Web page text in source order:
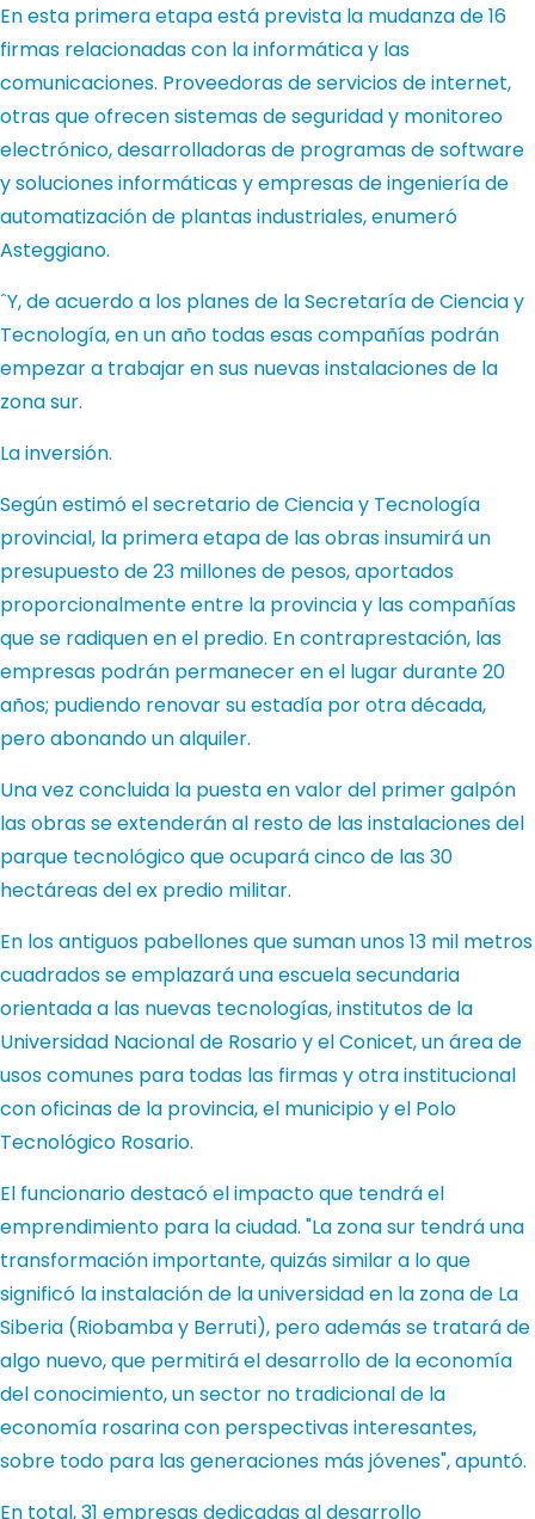
En esta primera etapa está prevista la mudanza de 16
firmas relacionadas con la informática y las
comunicaciones. Proveedoras de servicios de internet,
otras que ofrecen sistemas de seguridad y monitoreo
electrónico, desarrolladoras de programas de software
y soluciones informáticas y empresas de ingeniería de
automatización de plantas industriales, enumeró
Asteggiano.
ˆY, de acuerdo a los planes de la Secretaría de Ciencia y
Tecnología, en un año todas esas compañías podrán
empezar a trabajar en sus nuevas instalaciones de la
zona sur.
La inversión.
Según estimó el secretario de Ciencia y Tecnología
provincial, la primera etapa de las obras insumirá un
presupuesto de 23 millones de pesos, aportados
proporcionalmente entre la provincia y las compañías
que se radiquen en el predio. En contraprestación, las
empresas podrán permanecer en el lugar durante 20
años; pudiendo renovar su estadía por otra década,
pero abonando un alquiler.
Una vez concluida la puesta en valor del primer galpón
las obras se extenderán al resto de las instalaciones del
parque tecnológico que ocupará cinco de las 30
hectáreas del ex predio militar.
En los antiguos pabellones que suman unos 13 mil metros
cuadrados se emplazará una escuela secundaria
orientada a las nuevas tecnologías, institutos de la
Universidad Nacional de Rosario y el Conicet, un área de
usos comunes para todas las firmas y otra institucional
con oficinas de la provincia, el municipio y el Polo
Tecnológico Rosario.
El funcionario destacó el impacto que tendrá el
emprendimiento para la ciudad. "La zona sur tendrá una
transformación importante, quizás similar a lo que
significó la instalación de la universidad en la zona de La
Siberia (Riobamba y Berruti), pero además se tratará de
algo nuevo, que permitirá el desarrollo de la economía
del conocimiento, un sector no tradicional de la
economía rosarina con perspectivas interesantes,
sobre todo para las generaciones más jóvenes", apuntó.
En total, 31 empresas dedicadas al desarrollo